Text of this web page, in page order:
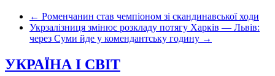
← Роменчанин став чемпіоном зі скандинавської ходи
Укрзалізниця змінює розкладу потягу Харків — Львів:
через Суми йде у комендантську годину →
УКРАЇНА І СВІТ